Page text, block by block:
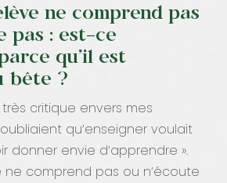
ne comprend pas
pas : est-ce
qu’il est
bête ?
critique envers mes
qu’enseigner voulait
donner envie d’apprendre ».
ne comprend pas ou n’écoute